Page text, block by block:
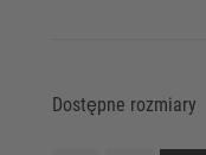
Dostępne rozmiary